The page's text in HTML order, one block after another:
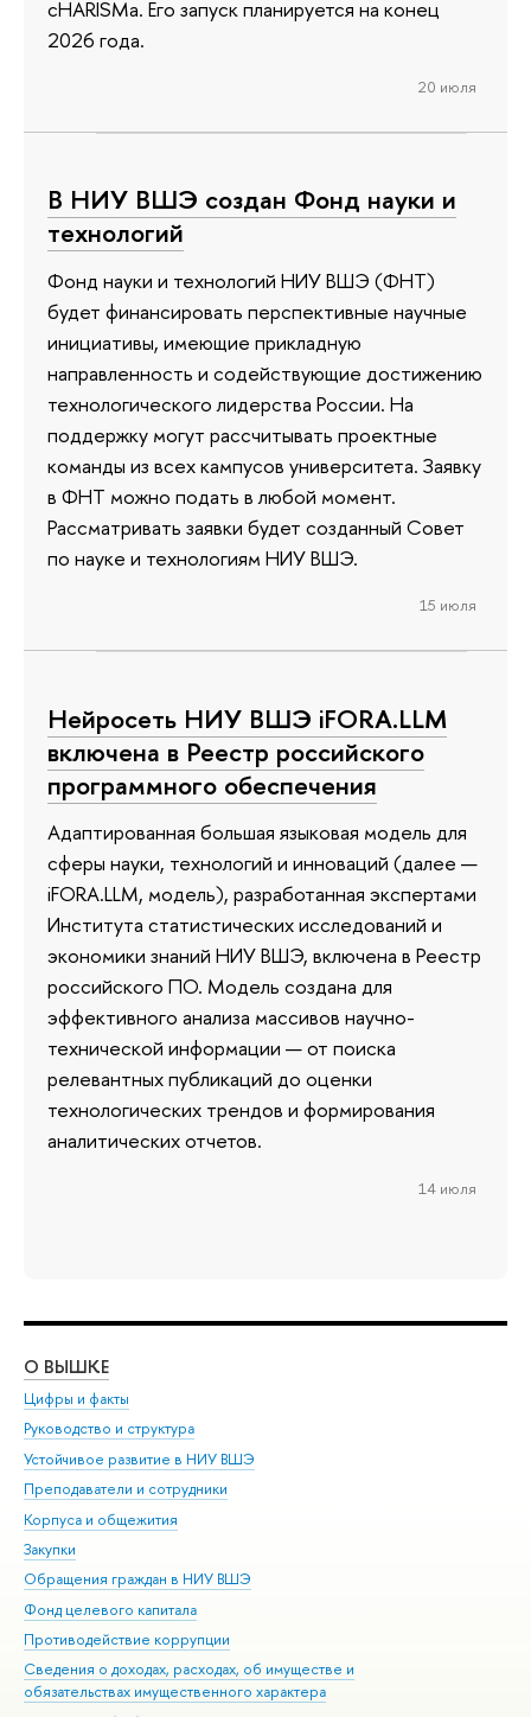
cHARISMa. Его запуск планируется на конец
2026 года.
20 июля
В НИУ ВШЭ создан Фонд науки и
технологий
Фонд науки и технологий НИУ ВШЭ (ФНТ)
будет финансировать перспективные научные
инициативы, имеющие прикладную
направленность и содействующие достижению
технологического лидерства России. На
поддержку могут рассчитывать проектные
команды из всех кампусов университета. Заявку
в ФНТ можно подать в любой момент.
Рассматривать заявки будет созданный Совет
по науке и технологиям НИУ ВШЭ.
15 июля
Нейросеть НИУ ВШЭ iFORA.LLM
включена в Реестр российского
программного обеспечения
Адаптированная большая языковая модель для
сферы науки, технологий и инноваций (далее —
iFORA.LLM, модель), разработанная экспертами
Института статистических исследований и
экономики знаний НИУ ВШЭ, включена в Реестр
российского ПО. Модель создана для
эффективного анализа массивов научно-
технической информации — от поиска
релевантных публикаций до оценки
технологических трендов и формирования
аналитических отчетов.
14 июля
О ВЫШКЕ
Цифры и факты
Руководство и структура
Устойчивое развитие в НИУ ВШЭ
Преподаватели и сотрудники
Корпуса и общежития
Закупки
Обращения граждан в НИУ ВШЭ
Фонд целевого капитала
Противодействие коррупции
Сведения о доходах, расходах, об имуществе и
обязательствах имущественного характера